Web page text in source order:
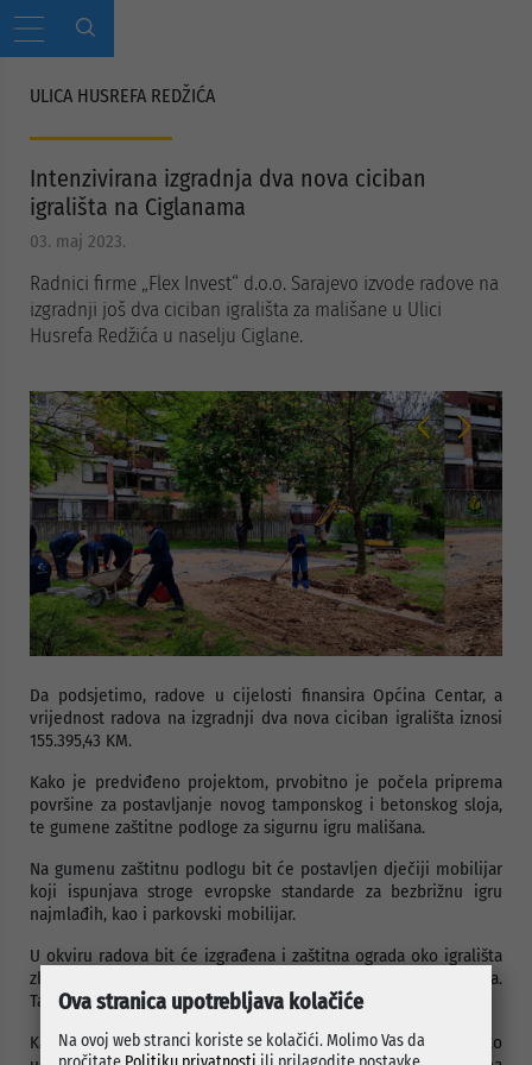
ULICA HUSREFA REDŽIĆA
Intenzivirana izgradnja dva nova ciciban
igrališta na Ciglanama
03. maj 2023.
Radnici firme „Flex Invest“ d.o.o. Sarajevo izvode radove na
izgradnji još dva ciciban igrališta za mališane u Ulici
Husrefa Redžića u naselju Ciglane.
Da podsjetimo, radove u cijelosti finansira Općina Centar, a
vrijednost radova na izgradnji dva nova ciciban igrališta iznosi
155.395,43 KM.
Kako je predviđeno projektom, prvobitno je počela priprema
površine za postavljanje novog tamponskog i betonskog sloja,
te gumene zaštitne podloge za sigurnu igru mališana.
Na gumenu zaštitnu podlogu bit će postavljen dječiji mobilijar
koji ispunjava stroge evropske standarde za bezbrižnu igru
najmlađih, kao i parkovski mobilijar.
U okviru radova bit će izgrađena i zaštitna ograda oko igrališta
zbog povećanja sigurnosti djece, te postavljena rasvjeta.
Također, planirano je i uređenje pristupne staze.
Kako bi svojim građanima, a posebno mladima, stvorila što
Ova stranica upotrebljava kolačiće
Na ovoj web stranci koriste se kolačići. Molimo Vas da